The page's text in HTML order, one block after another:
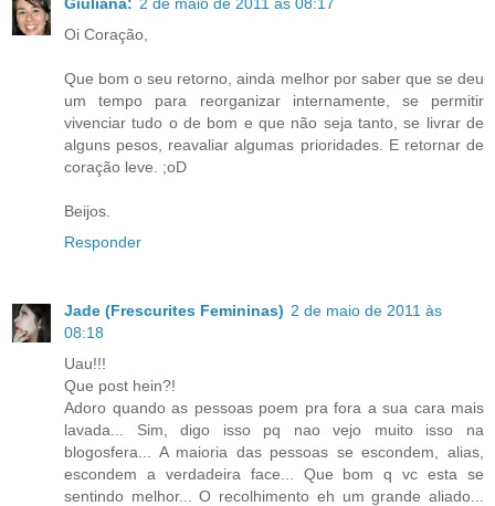
Oi Coração,
Que bom o seu retorno, ainda melhor por saber que se deu
um tempo para reorganizar internamente, se permitir
vivenciar tudo o de bom e que não seja tanto, se livrar de
alguns pesos, reavaliar algumas prioridades. E retornar de
coração leve. ;oD
Beijos.
Responder
Jade (Frescurites Femininas) 2 de maio de 2011 às
08:18
Uau!!!
Que post hein?!
Adoro quando as pessoas poem pra fora a sua cara mais
lavada... Sim, digo isso pq nao vejo muito isso na
blogosfera... A maioria das pessoas se escondem, alias,
escondem a verdadeira face... Que bom q vc esta se
sentindo melhor... O recolhimento eh um grande aliado...